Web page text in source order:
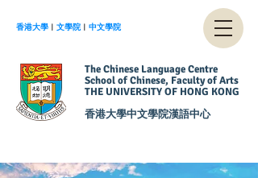
香港大學 ︱ 文學院 ︱ 中文學院
The Chinese Language Centre
School of Chinese, Faculty of Arts
THE UNIVERSITY OF HONG KONG
香港大學中文學院漢語中心